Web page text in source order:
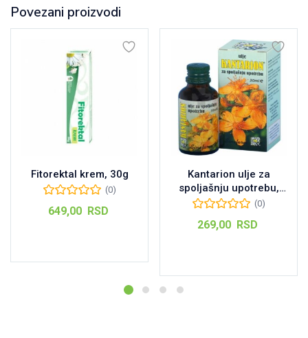
Povezani proizvodi
Fitorektal krem, 30g
(0)
649,00 RSD
Kantarion ulje za
spoljašnju upotrebu,
30ml
(0)
269,00 RSD